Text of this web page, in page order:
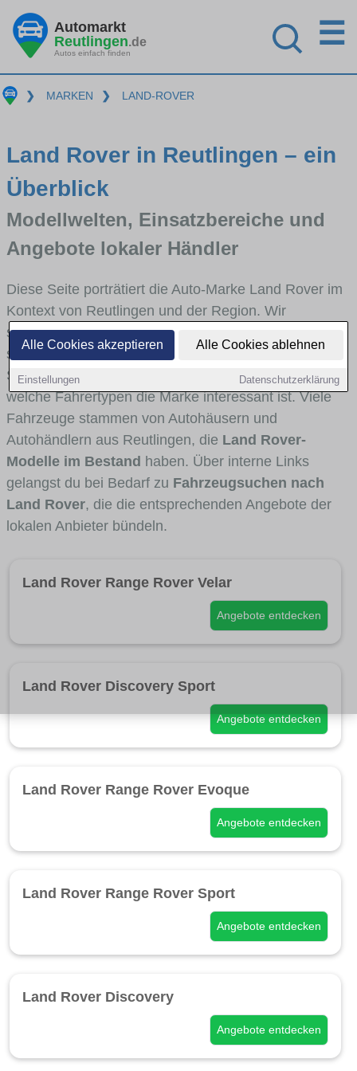
Alle Cookies akzeptieren Alle Cookies ablehnen
Einstellungen Datenschutzerklärung
Automarkt
Reutlingen.de
Autos einfach finden
☰
❯ MARKEN ❯ LAND-ROVER
Land Rover in Reutlingen – ein
Überblick
Modellwelten, Einsatzbereiche und
Angebote lokaler Händler
Diese Seite porträtiert die Auto-Marke Land Rover im
Kontext von Reutlingen und der Region. Wir
skizzieren, in welchen Fahrzeugklassen Land Rover
stark vertreten ist, welche Modellreihen häufig im
Stadt- und Umlandverkehr zu sehen sind und für
welche Fahrertypen die Marke interessant ist. Viele
Fahrzeuge stammen von Autohäusern und
Autohändlern aus Reutlingen, die Land Rover-
Modelle im Bestand haben. Über interne Links
gelangst du bei Bedarf zu Fahrzeugsuchen nach
Land Rover, die die entsprechenden Angebote der
lokalen Anbieter bündeln.
Land Rover Range Rover Velar
Angebote entdecken
Land Rover Discovery Sport
Angebote entdecken
Land Rover Range Rover Evoque
Angebote entdecken
Land Rover Range Rover Sport
Angebote entdecken
Land Rover Discovery
Angebote entdecken